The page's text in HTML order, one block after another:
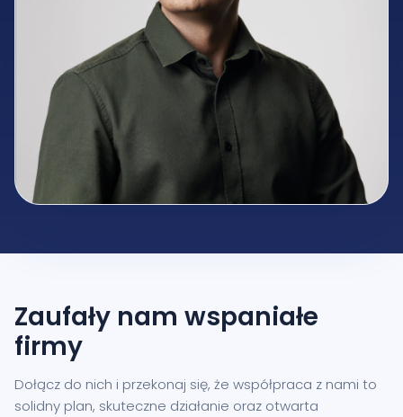
Zaufały nam wspaniałe
firmy
Dołącz do nich i przekonaj się, że współpraca z nami to
solidny plan, skuteczne działanie oraz otwarta